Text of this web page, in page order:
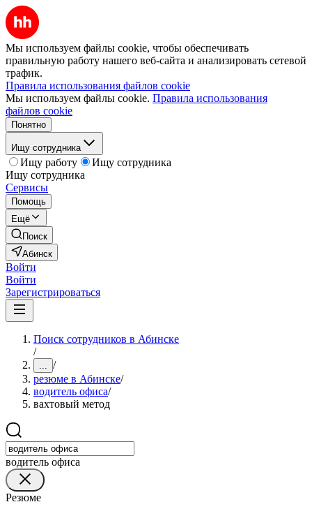
Мы используем файлы cookie, чтобы обеспечивать
правильную работу нашего веб-сайта и анализировать сетевой
трафик.
Правила использования файлов cookie
Мы используем файлы cookie. Правила использования
файлов cookie
Понятно
Ищу сотрудника
Ищу работу
Ищу сотрудника
Ищу сотрудника
Сервисы
Помощь
Ещё
Поиск
Абинск
Войти
Войти
Зарегистрироваться
Поиск сотрудников в Абинске
/
... /
резюме в Абинске/
водитель офиса/
вахтовый метод
водитель офиса
Резюме